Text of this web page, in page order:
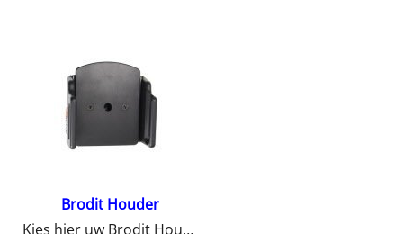
Brodit Houder
Kies hier uw Brodit Houder